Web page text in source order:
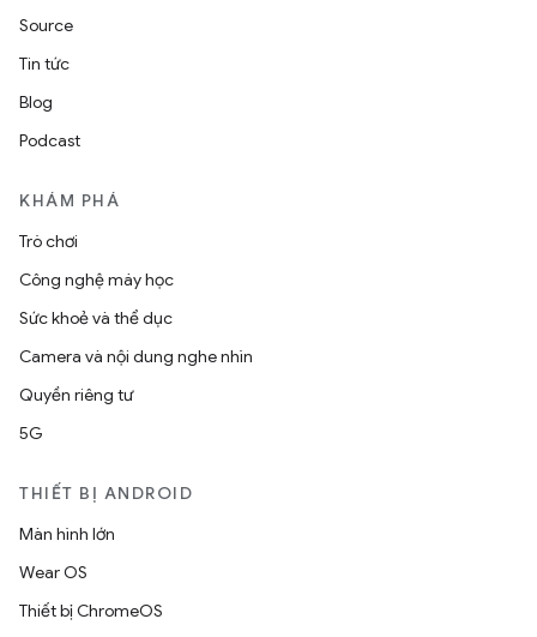
Source
Tin tức
Blog
Podcast
KHÁM PHÁ
Trò chơi
Công nghệ máy học
Sức khoẻ và thể dục
Camera và nội dung nghe nhìn
Quyền riêng tư
5G
THIẾT BỊ ANDROID
Màn hình lớn
Wear OS
Thiết bị ChromeOS